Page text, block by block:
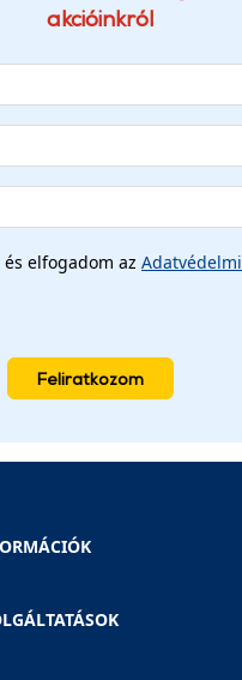
akcióinkról
elfogadom az Adatvédelmi
Feliratkozom